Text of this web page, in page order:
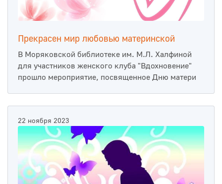
Прекрасен мир любовью материнской
В Моряковской библиотеке им. М.Л. Халфиной
для участников женского клуба "Вдохновение"
прошло мероприятие, посвященное Дню матери
22 ноября 2023